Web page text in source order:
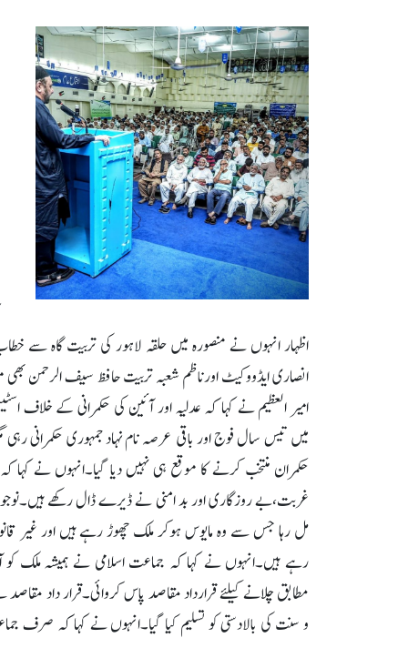
اظہار انہوں نے منصورہ میں حلقہ لاہور کی تربیت گاہ سے
انصاری ایڈووکیٹ اورناظم شعبہ تربیت حافظ سیف الرحمن
میں تیس سال فوج اور باقی عرصہ نام نہاد جمہوری حکمرانی
حکمران منتخب کرنے کا موقع ہی نہیں دیا گیا۔انہوں نے
غربت،بے روزگاری اور بد امنی نے ڈیرے ڈال رکھے
مل رہا جس سے وہ مایوس ہوکر ملک چھوڑ رہے ہیں اور غیر
رہے ہیں۔انہوں نے کہا کہ جماعت اسلامی نے ہمیشہ
و سنت کی بالادستی کو تسلیم کیا گیا۔انہوں نے کہا کہ صرف